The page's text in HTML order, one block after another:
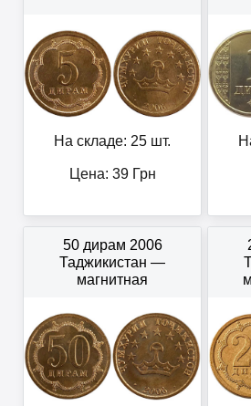
На складе: 25 шт.
Цена: 39Грн
50 дирам 2006
Таджикистан —
магнитная